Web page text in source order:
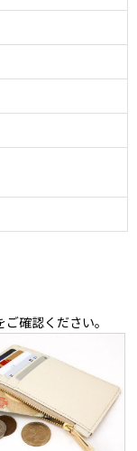
確認ください。